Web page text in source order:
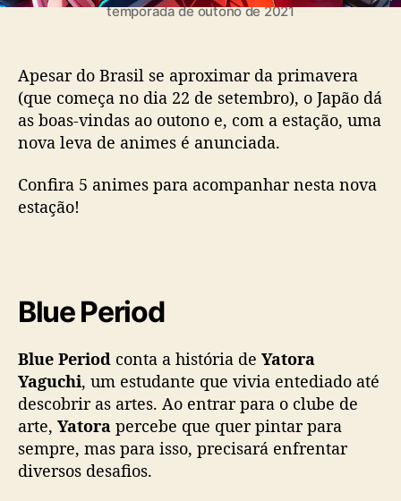
o
a
d
e
O
t
o
c
ê
a
temporada de outono de 2021
Apesar do Brasil se aproximar da primavera
(que começa no dia 22 de setembro), o Japão dá
as boas-vindas ao outono e, com a estação, uma
nova leva de animes é anunciada.
Confira 5 animes para acompanhar nesta nova
estação!
Blue Period
Blue Period conta a história de Yatora
Yaguchi, um estudante que vivia entediado até
descobrir as artes. Ao entrar para o clube de
arte, Yatora percebe que quer pintar para
sempre, mas para isso, precisará enfrentar
diversos desafios.